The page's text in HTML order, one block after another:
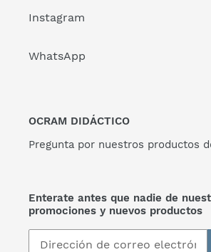
Instagram
WhatsApp
OCRAM DIDÁCTICO
Pregunta por nuestros productos
Enterate antes que nadie de
promociones y nuevos productos